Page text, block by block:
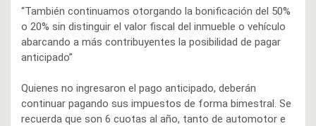
“También continuamos otorgando la bonificación del 50%
o 20% sin distinguir el valor fiscal del inmueble o vehículo
abarcando a más contribuyentes la posibilidad de pagar
anticipado”
Quienes no ingresaron el pago anticipado, deberán
continuar pagando sus impuestos de forma bimestral. Se
recuerda que son 6 cuotas al año, tanto de automotor e